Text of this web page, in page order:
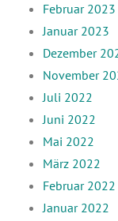
Februar 2023
Januar 2023
Dezember
November
Juli 2022
Juni 2022
Mai 2022
März 2022
Februar 2022
Januar 2022